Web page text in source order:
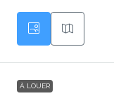
À LOUER